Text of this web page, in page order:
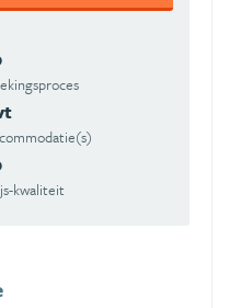
kwaliteit